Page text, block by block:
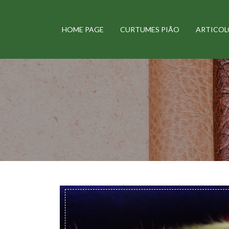
HOME PAGE CURTUMES PIÃO